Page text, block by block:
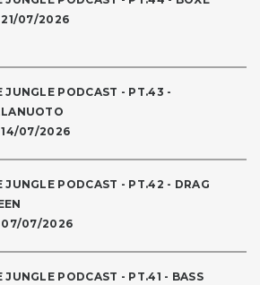
07/2026
JUNGLE PODCAST - PT.43 -
07/2026
JUNGLE PODCAST - PT.42 - DRAG
07/2026
JUNGLE PODCAST - PT.41 - BASS